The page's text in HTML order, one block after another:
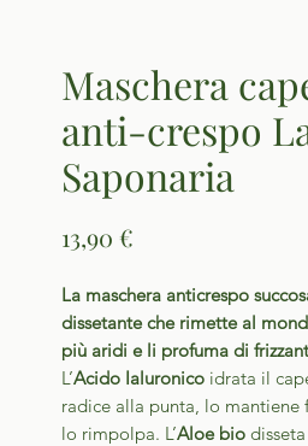
Maschera
anti-crespo
Saponaria
13,90 €
La maschera anticrespo
dissetante che rimette al
più aridi e li profuma di
L’Acido Ialuronico idrata il
radice alla punta, lo mantiene
lo rimpolpa. L’Aloe bio